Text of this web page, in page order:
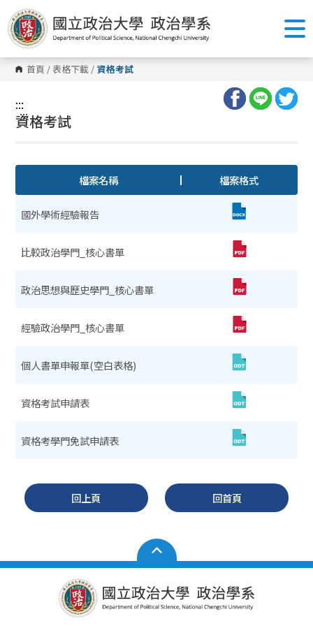
跳
到
主
要
內
容
區 首頁 / 表格下載 / 資格考試
:::
:::
資格考試
檔案名稱 檔案格式
國外學術經驗報告
比較政治學門_核心書單
政治思想與歷史學門_核心書單
經驗政治學門_核心書單
個人書單申報單(空白表格)
資格考試申請表
資格考學門免試申請表
回上頁 回首頁